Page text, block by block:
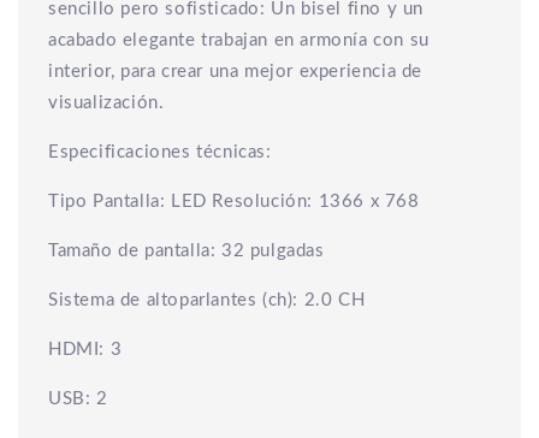
sencillo pero sofisticado: Un bisel fino y un
acabado elegante trabajan en armonía con su
interior, para crear una mejor experiencia de
visualización.
Especificaciones técnicas:
Tipo Pantalla: LED Resolución: 1366 x 768
Tamaño de pantalla: 32 pulgadas
Sistema de altoparlantes (ch): 2.0 CH
HDMI: 3
USB: 2